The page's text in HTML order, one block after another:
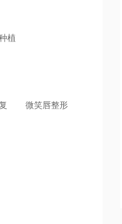
植
微笑唇整形